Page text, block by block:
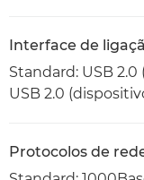
Interface de
Standard: USB 2.0
USB 2.0
Protocolos de